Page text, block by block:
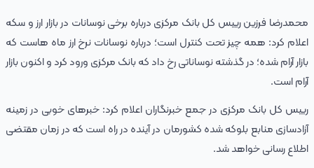
محمدرضا فرزین رییس ‌کل بانک مرکزی درباره برخی نوسانات در بازار ارز و سکه
اعلام کرد: همه‌ چیز تحت کنترل است؛ درباره نوسانات نرخ ارز ماه‌ هاست که
بازار آرام شده؛ در گذشته نوساناتی رخ داد که بانک مرکزی ورود کرد و اکنون بازار
آرام است.
رییس‌ کل بانک مرکزی در جمع خبرنگاران اعلام کرد: خبرهای خوبی در زمینه
آزادسازی منابع بلوکه ‌شده کشورمان در آینده در راه است که در زمان مقتضی
اطلاع ‌رسانی خواهد شد.